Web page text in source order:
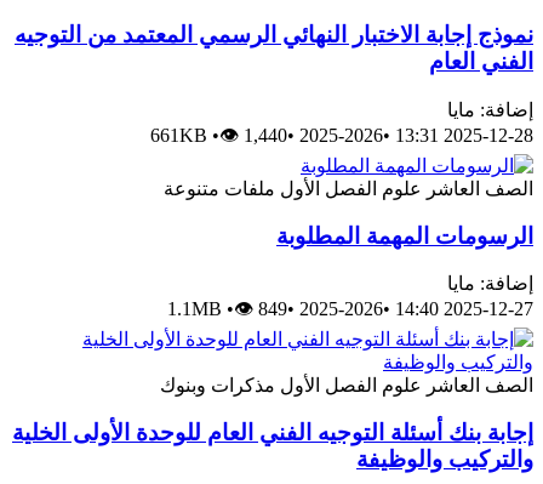
نموذج إجابة الاختبار النهائي الرسمي المعتمد من التوجيه
الفني العام
إضافة: مايا
2025-12-28 13:31
•
2025-2026
•
661KB •👁 1,440
الصف العاشر علوم الفصل الأول ملفات متنوعة
الرسومات المهمة المطلوبة
إضافة: مايا
2025-12-27 14:40
•
2025-2026
•
1.1MB •👁 849
الصف العاشر علوم الفصل الأول مذكرات وبنوك
إجابة بنك أسئلة التوجيه الفني العام للوحدة الأولى الخلية
والتركيب والوظيفة